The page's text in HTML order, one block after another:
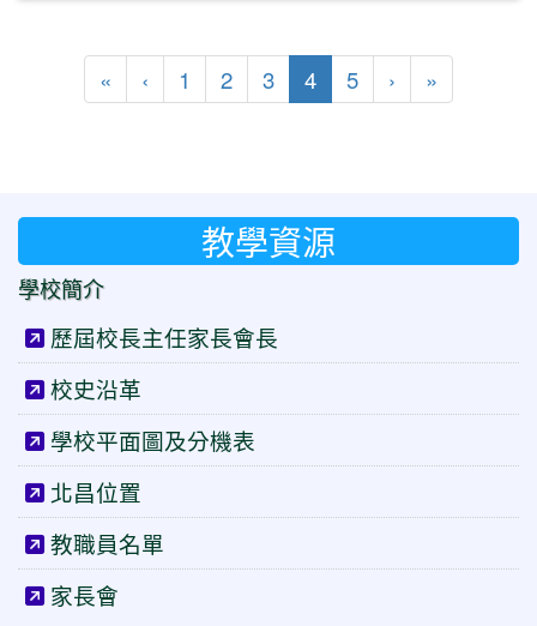
« 第一頁
‹ 上一頁
1 2 3 4(目前頁次)
5 › 下一頁
»
教學資源
學校簡介
歷屆校長主任家長會長
校史沿革
學校平面圖及分機表
北昌位置
教職員名單
家長會